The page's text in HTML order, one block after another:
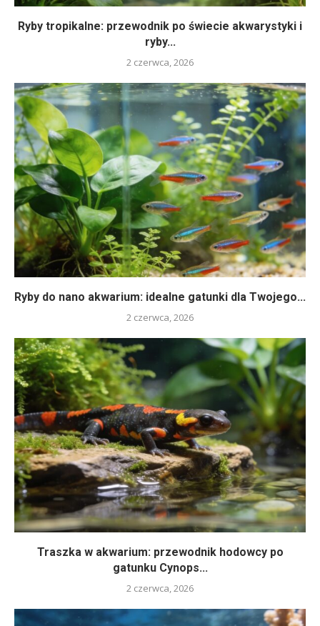
Ryby tropikalne: przewodnik po świecie akwarystyki i
ryby...
2 czerwca, 2026
Ryby do nano akwarium: idealne gatunki dla Twojego...
2 czerwca, 2026
Traszka w akwarium: przewodnik hodowcy po
gatunku Cynops...
2 czerwca, 2026